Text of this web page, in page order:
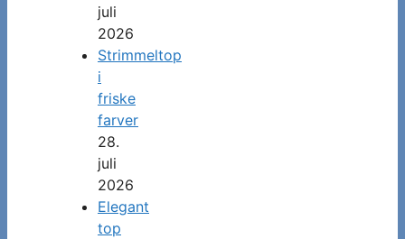
juli
2026
Strimmeltop
i
friske
farver
28.
juli
2026
Elegant
top